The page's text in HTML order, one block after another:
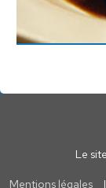
Le
Mentions légales |